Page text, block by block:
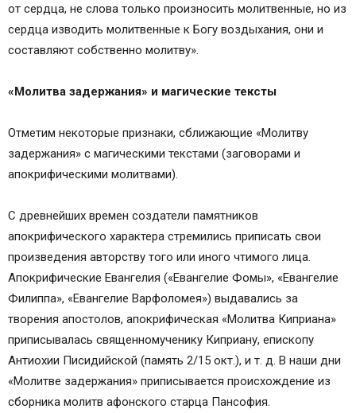
от сердца, не слова только произносить молитвенные, но из
сердца изводить молитвенные к Богу воздыхания, они и
составляют собственно молитву».
«Молитва задержания» и магические тексты
Отметим некоторые признаки, сближающие «Молитву
задержания» с магическими текстами (заговорами и
апокрифическими молитвами).
С древнейших времен создатели памятников
апокрифического характера стремились приписать свои
произведения авторству того или иного чтимого лица.
Апокрифические Евангелия («Евангелие Фомы», «Евангелие
Филиппа», «Евангелие Варфоломея») выдавались за
творения апостолов, апокрифическая «Молитва Киприана»
приписывалась священномученику Киприану, епископу
Антиохии Писидийской (память 2/15 окт.), и т. д. В наши дни
«Молитве задержания» приписывается происхождение из
сборника молитв афонского старца Пансофия.